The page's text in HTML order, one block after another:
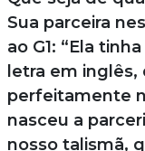
Sua parceira
ao G1: “Ela
letra em inglês,
perfeitamente
nasceu a
nosso talismã,